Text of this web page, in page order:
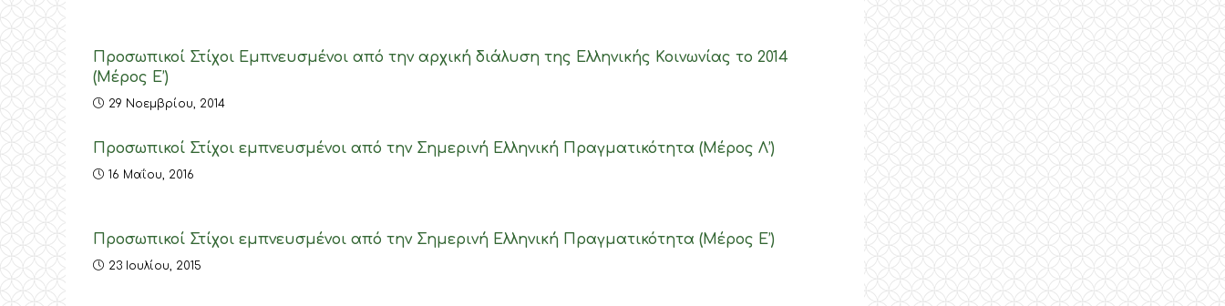
Προσωπικοί Στίχοι Εμπνευσμένοι από την αρχική διάλυση της Ελληνικής Κοινωνίας το 2014
(Μέρος E’)
29 Νοεμβρίου, 2014
Προσωπικοί Στίχοι εμπνευσμένοι από την Σημερινή Ελληνική Πραγματικότητα (Μέρος Λ’)
16 Μαΐου, 2016
Προσωπικοί Στίχοι εμπνευσμένοι από την Σημερινή Ελληνική Πραγματικότητα (Μέρος Ε’)
23 Ιουλίου, 2015